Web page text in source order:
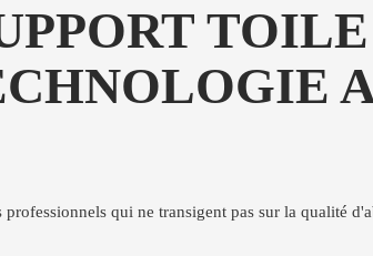
professionnels qui ne transigent pas sur la qualité